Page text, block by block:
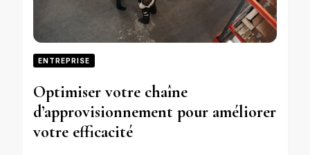
ENTREPRISE
Optimiser votre chaîne
d’approvisionnement pour améliorer
votre efficacité